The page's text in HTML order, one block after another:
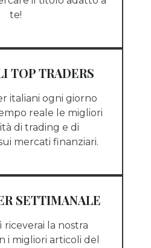
te!
TOP TRADERS
italiani ogni giorno
reale le migliori
di trading e di
mercati finanziari.
SETTIMANALE
la nostra
i migliori articoli del